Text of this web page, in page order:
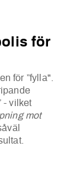
för
för ”fylla".
- vilket
mot